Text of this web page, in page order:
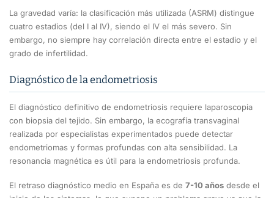
La gravedad varía: la clasificación más utilizada (ASRM) distingue
cuatro estadios (del I al IV), siendo el IV el más severo. Sin
embargo, no siempre hay correlación directa entre el estadio y el
grado de infertilidad.
Diagnóstico de la endometriosis
El diagnóstico definitivo de endometriosis requiere laparoscopia
con biopsia del tejido. Sin embargo, la ecografía transvaginal
realizada por especialistas experimentados puede detectar
endometriomas y formas profundas con alta sensibilidad. La
resonancia magnética es útil para la endometriosis profunda.
El retraso diagnóstico medio en España es de 7-10 años desde el